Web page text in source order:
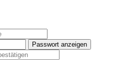
Passwort anzeigen